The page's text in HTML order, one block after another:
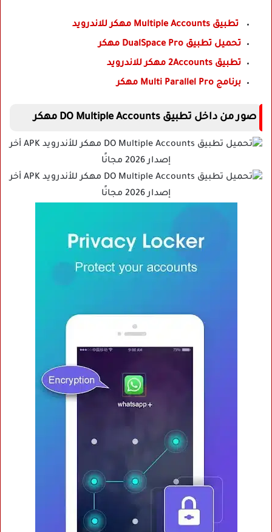
تطبيق Multiple Accounts مهكر للاندرويد
تحميل تطبيق DualSpace Pro مهكر
تطبيق 2Accounts مهكر للاندرويد
برنامج Multi Parallel Pro مهكر
صور من داخل تطبيق DO Multiple Accounts مهكر